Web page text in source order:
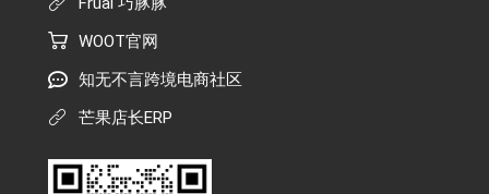
WOOT官网
知无不言跨境电商社区
芒果店长ERP